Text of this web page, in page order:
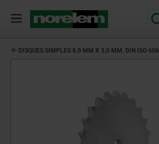
DISQUES SIMPLES 8,0 MM X 3,0 MM, DIN ISO 606